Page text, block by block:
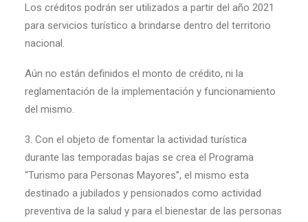
Los créditos podrán ser utilizados a partir del año 2021
para servicios turístico a brindarse dentro del territorio
nacional.
Aún no están definidos el monto de crédito, ni la
reglamentación de la implementación y funcionamiento
del mismo.
3. Con el objeto de fomentar la actividad turística
durante las temporadas bajas se crea el Programa
“Turismo para Personas Mayores”, el mismo esta
destinado a jubilados y pensionados como actividad
preventiva de la salud y para el bienestar de las personas